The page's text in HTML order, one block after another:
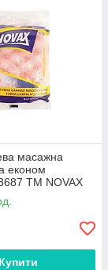
масажна
економ
ТМ NOVAX
Купити